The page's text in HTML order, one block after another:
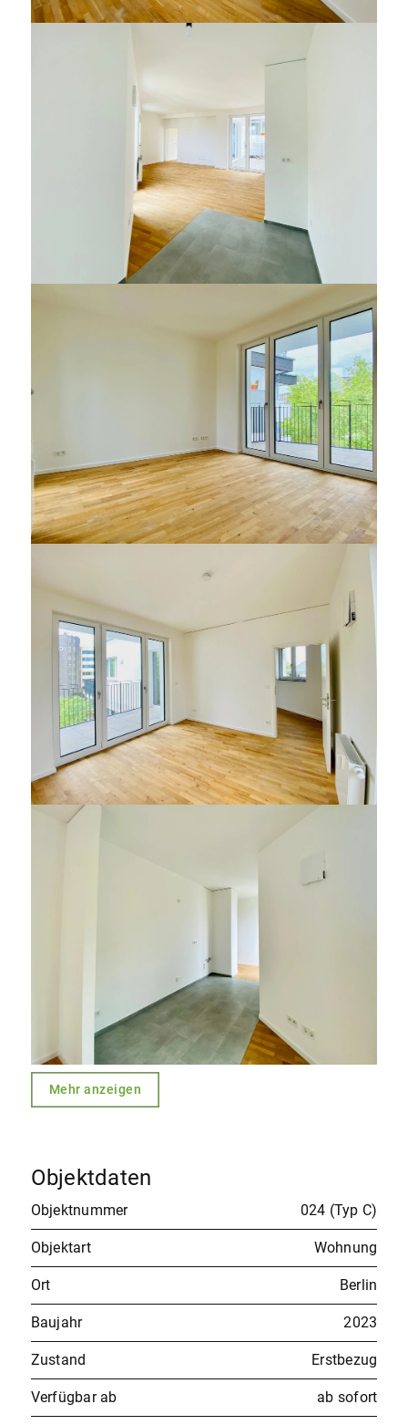
Mehr anzeigen
Objektdaten
Objektnummer 024 (Typ C)
Objektart Wohnung
Ort Berlin
Baujahr 2023
Zustand Erstbezug
Verfügbar ab ab sofort